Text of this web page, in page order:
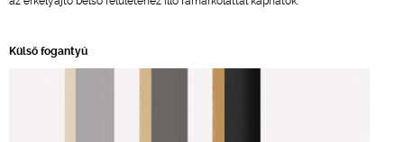
Külső fogantyú